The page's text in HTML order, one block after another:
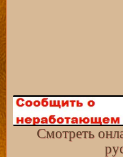
Смотреть